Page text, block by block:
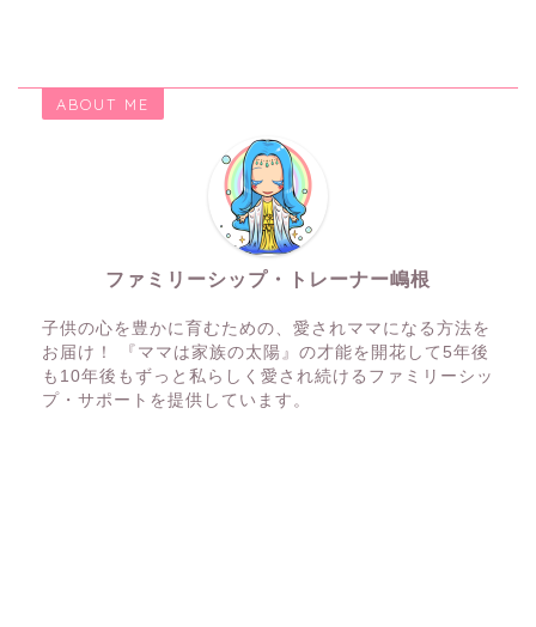
ABOUT ME
ファミリーシップ・トレーナー嶋根
子供の心を豊かに育むための、愛されママになる方法を
お届け！ 『ママは家族の太陽』の才能を開花して5年後
も10年後もずっと私らしく愛され続けるファミリーシッ
プ・サポートを提供しています。